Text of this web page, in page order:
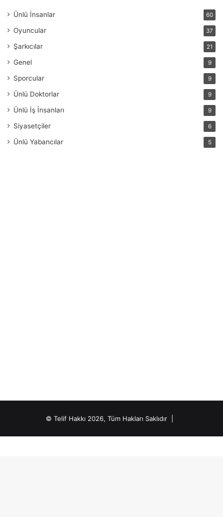
Ünlü İnsanlar 60
Oyuncular 37
Şarkıcılar 21
Genel 9
Sporcular 9
Ünlü Doktorlar 9
Ünlü İş İnsanları 9
Siyasetçiler 6
Ünlü Yabancılar 5
© Telif Hakkı 2026, Tüm Hakları Saklıdır |